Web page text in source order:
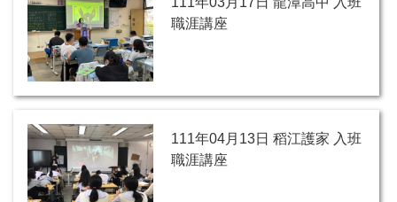
職涯講座
111年04月13日 稻江護家 入班
職涯講座